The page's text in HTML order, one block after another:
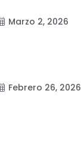
Marzo 2, 2026
Febrero 26, 2026